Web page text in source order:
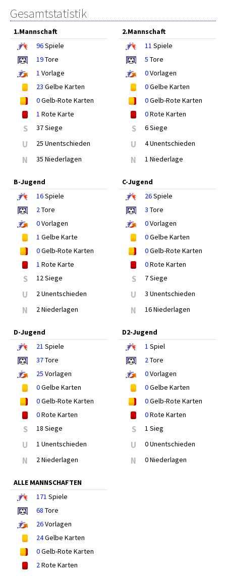
Gesamtstatistik
1.Mannschaft
96Spiele
19Tore
1 Vorlage
23 Gelbe Karten
0Gelb-Rote Karten
1 Rote Karte
S 37 Siege
U 25 Unentschieden
N 35 Niederlagen
2.Mannschaft
11 Spiele
5 Tore
0Vorlagen
0Gelbe Karten
0Gelb-Rote Karten
0Rote Karten
S 6 Siege
U 4 Unentschieden
N 1 Niederlage
B-Jugend
16Spiele
2Tore
0Vorlagen
1 Gelbe Karte
0Gelb-Rote Karten
1 Rote Karte
S 12 Siege
U 2 Unentschieden
N 2 Niederlagen
C-Jugend
26Spiele
3 Tore
0Vorlagen
0Gelbe Karten
0Gelb-Rote Karten
0Rote Karten
S 7 Siege
U 3 Unentschieden
N 16 Niederlagen
D-Jugend
21 Spiele
37Tore
25 Vorlagen
0Gelbe Karten
0Gelb-Rote Karten
0Rote Karten
S 18 Siege
U 1 Unentschieden
N 2 Niederlagen
D2-Jugend
1 Spiel
2Tore
0Vorlagen
0Gelbe Karten
0Gelb-Rote Karten
0Rote Karten
S 1 Sieg
U 0 Unentschieden
N 0 Niederlagen
ALLE MANNSCHAFTEN
171 Spiele
68 Tore
26Vorlagen
24Gelbe Karten
0Gelb-Rote Karten
2Rote Karten